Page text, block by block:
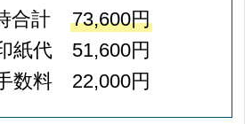
合計 73,600円
紙代 51,600円
数料 22,000円